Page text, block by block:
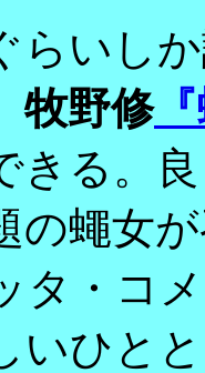
いし
牧野修
きる。
の蠅女
タ・コ
いひと